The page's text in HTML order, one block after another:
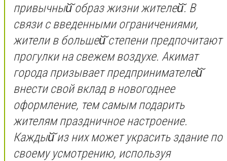
привычный̆ образ жизни жителей̆. В
связи с введенными ограничениями,
жители в большей̆ степени предпочитают
прогулки на свежем воздухе. Акимат
города призывает предпринимателей̆
внести свой вклад в новогоднее
оформление, тем самым подарить
жителям праздничное настроение.
Каждый̆ из них может украсить здание по
своему усмотрению, используя